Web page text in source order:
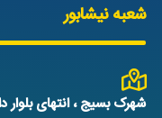
شعبه نیشابور
شهرک بسیج ، انتهای بلوار